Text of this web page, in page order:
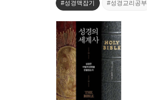
#성경맥잡기 #성경교리공부